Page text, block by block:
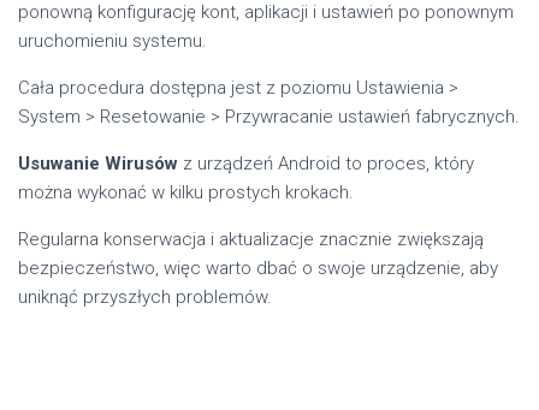
ponowną konfigurację kont, aplikacji i ustawień po ponownym
uruchomieniu systemu.
Cała procedura dostępna jest z poziomu Ustawienia >
System > Resetowanie > Przywracanie ustawień fabrycznych.
Usuwanie Wirusów z urządzeń Android to proces, który
można wykonać w kilku prostych krokach.
Regularna konserwacja i aktualizacje znacznie zwiększają
bezpieczeństwo, więc warto dbać o swoje urządzenie, aby
uniknąć przyszłych problemów.